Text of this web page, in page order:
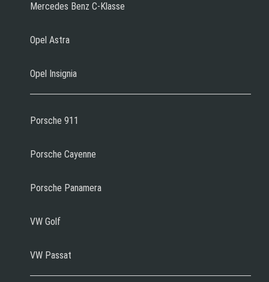
Mercedes Benz C-Klasse
Opel Astra
Opel Insignia
Porsche 911
Porsche Cayenne
Porsche Panamera
VW Golf
VW Passat